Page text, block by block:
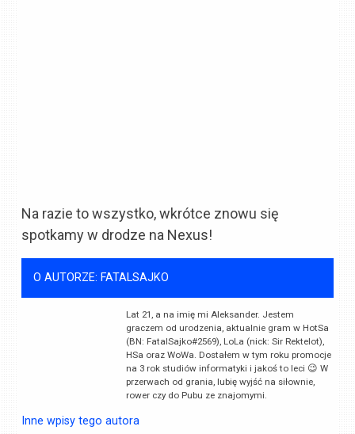
Na razie to wszystko, wkrótce znowu się
spotkamy w drodze na Nexus!
O AUTORZE: FATALSAJKO
Lat 21, a na imię mi Aleksander. Jestem
graczem od urodzenia, aktualnie gram w HotSa
(BN: FatalSajko#2569), LoLa (nick: Sir Rektelot),
HSa oraz WoWa. Dostałem w tym roku promocje
na 3 rok studiów informatyki i jakoś to leci 😉 W
przerwach od grania, lubię wyjść na siłownie,
rower czy do Pubu ze znajomymi.
Inne wpisy tego autora